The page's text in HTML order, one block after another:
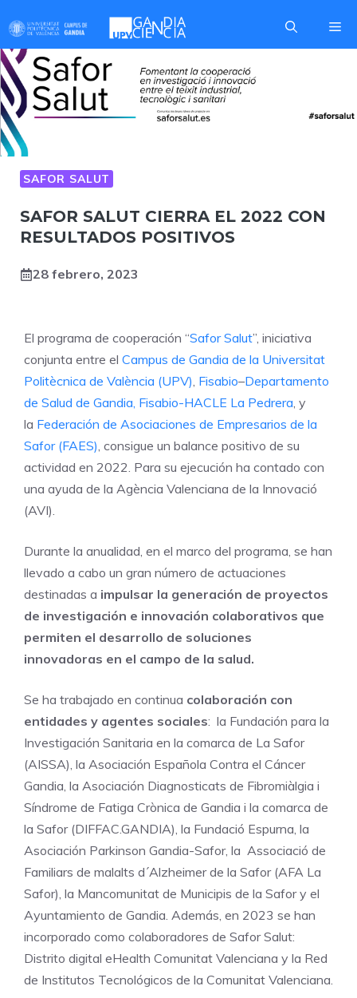
contenido
SAFOR SALUT
SAFOR SALUT CIERRA EL 2022 CON
RESULTADOS POSITIVOS
28 febrero, 2023
El programa de cooperación “Safor Salut”, iniciativa
conjunta entre el Campus de Gandia de la Universitat
Politècnica de València (UPV) Fisabio–Departamento
de Salud de Gandia, Fisabio-HACLE La Pedrera , y
la Federación de Asociaciones de Empresarios de la
Safor (FAES) , consigue un balance positivo de su
actividad en 2022. Para su ejecución ha contado con
una ayuda de la Agència Valenciana de la Innovació
(AVI).
Durante la anualidad, en el marco del programa, se han
llevado a cabo un gran número de actuaciones
destinadas a impulsar la generación de proyectos
de investigación e innovación colaborativos que
permiten el desarrollo de soluciones
innovadoras en el campo de la salud.
Se ha trabajado en continua colaboración con
entidades y agentes sociales: la Fundación para la
Investigación Sanitaria en la comarca de La Safor
(AISSA), la Asociación Española Contra el Cáncer
Gandia, la Asociación Diagnosticats de Fibromiàlgia i
Síndrome de Fatiga Crònica de Gandia i la comarca de
la Safor (DIFFAC.GANDIA), la Fundació Espurna, la
Asociación Parkinson Gandia-Safor, la Associació de
Familiars de malalts d´Alzheimer de la Safor (AFA La
Safor), la Mancomunitat de Municipis de la Safor y el
Ayuntamiento de Gandia. Además, en 2023 se han
incorporado como colaboradores de Safor Salut:
Distrito digital eHealth Comunitat Valenciana y la Red
de Institutos Tecnológicos de la Comunitat Valenciana.